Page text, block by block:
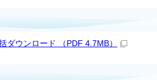
ダウンロード （PDF 4.7MB）